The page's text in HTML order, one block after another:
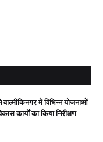
में विभिन्न योजनाओं
कार्यों का किया निरीक्षण